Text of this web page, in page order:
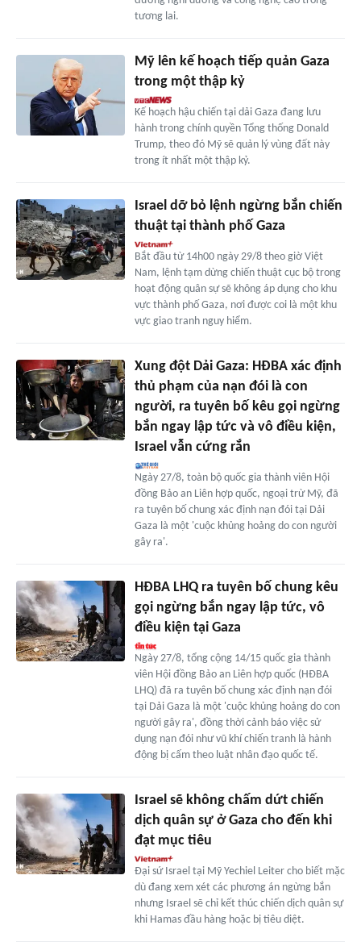
tương lai.
Mỹ lên kế hoạch tiếp quản Gaza
trong một thập kỷ
Kế hoạch hậu chiến tại dải Gaza đang lưu
hành trong chính quyền Tổng thống Donald
Trump, theo đó Mỹ sẽ quản lý vùng đất này
trong ít nhất một thập kỷ.
Israel dỡ bỏ lệnh ngừng bắn chiến
thuật tại thành phố Gaza
Bắt đầu từ 14h00 ngày 29/8 theo giờ Việt
Nam, lệnh tạm dừng chiến thuật cục bộ trong
hoạt động quân sự sẽ không áp dụng cho khu
vực thành phố Gaza, nơi được coi là một khu
vực giao tranh nguy hiểm.
Xung đột Dải Gaza: HĐBA xác định
thủ phạm của nạn đói là con
người, ra tuyên bố kêu gọi ngừng
bắn ngay lập tức và vô điều kiện,
Israel vẫn cứng rắn
Ngày 27/8, toàn bộ quốc gia thành viên Hội
đồng Bảo an Liên hợp quốc, ngoại trừ Mỹ, đã
ra tuyên bố chung xác định nạn đói tại Dải
Gaza là một 'cuộc khủng hoảng do con người
gây ra'.
HĐBA LHQ ra tuyên bố chung kêu
gọi ngừng bắn ngay lập tức, vô
điều kiện tại Gaza
Ngày 27/8, tổng cộng 14/15 quốc gia thành
viên Hội đồng Bảo an Liên hợp quốc (HĐBA
LHQ) đã ra tuyên bố chung xác định nạn đói
tại Dải Gaza là một 'cuộc khủng hoảng do con
người gây ra', đồng thời cảnh báo việc sử
dụng nạn đói như vũ khí chiến tranh là hành
động bị cấm theo luật nhân đạo quốc tế.
Israel sẽ không chấm dứt chiến
dịch quân sự ở Gaza cho đến khi
đạt mục tiêu
Đại sứ Israel tại Mỹ Yechiel Leiter cho biết mặc
dù đang xem xét các phương án ngừng bắn
nhưng Israel sẽ chỉ kết thúc chiến dịch quân sự
khi Hamas đầu hàng hoặc bị tiêu diệt.